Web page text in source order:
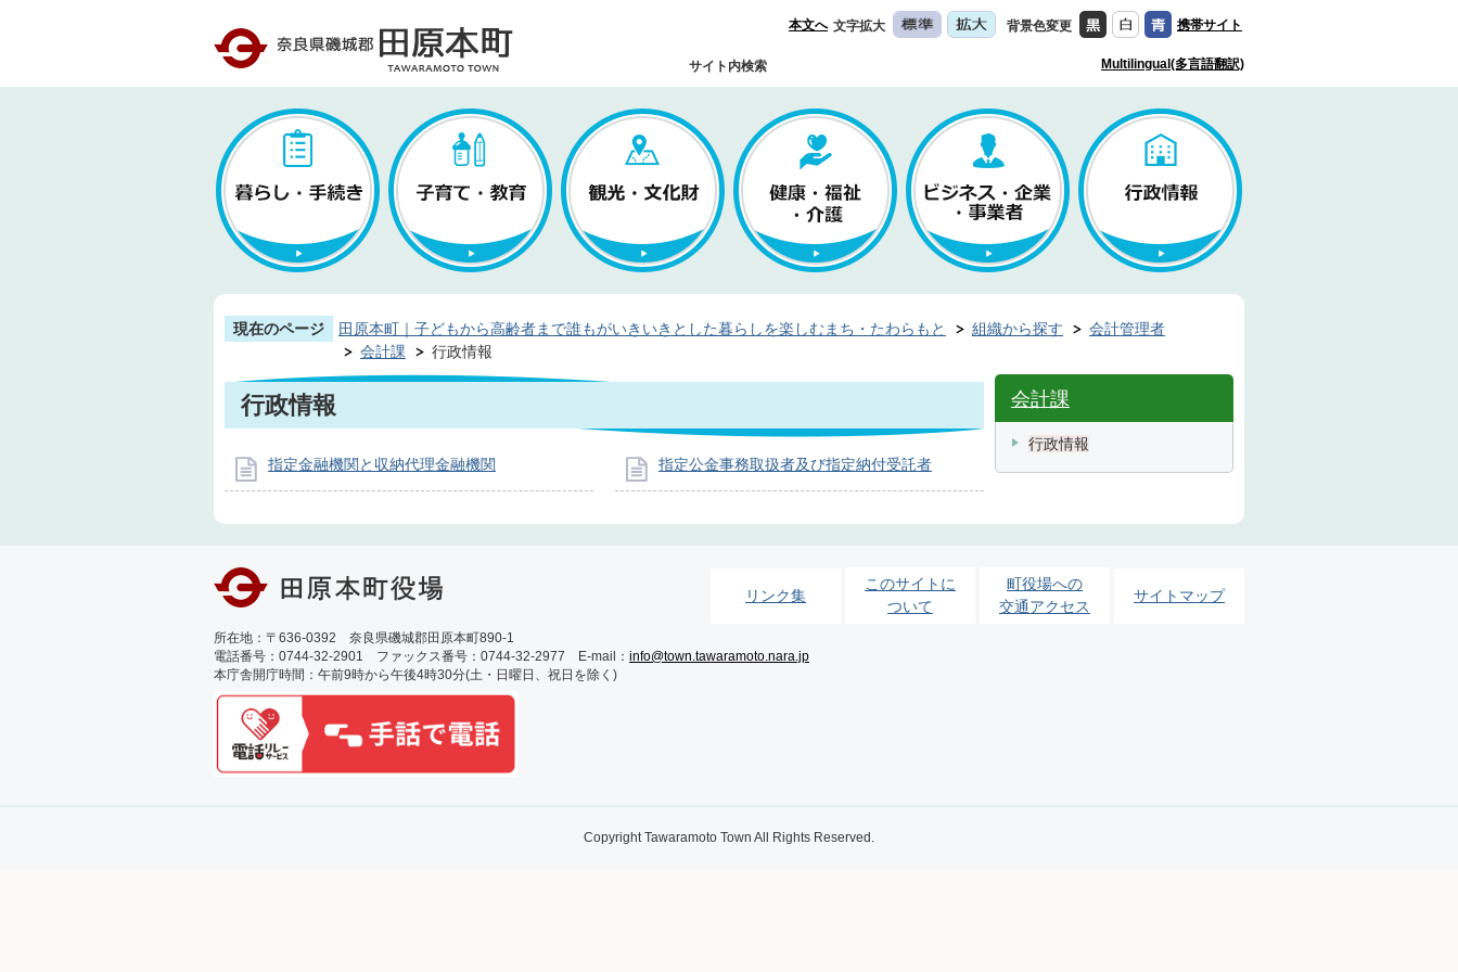
本文へ 文字拡大 背景色変更 携帯サイト
サイト内検索 Multilingual(多言語翻訳)
現在のページ 田原本町｜子どもから高齢者まで誰もがいきいきとした暮らしを楽しむまち・たわらもと 組織から探す
会計管理者
会計課
行政情報
行政情報
指定金融機関と収納代理金融機関 指定公金事務取扱者及び指定納付受託者
会計課
行政情報
リンク集
このサイトに
ついて
町役場への
交通アクセス
サイトマップ
所在地：〒636-0392 奈良県磯城郡田原本町890-1
電話番号：0744-32-2901 ファックス番号：0744-32-2977 E-mail： info@town.tawaramoto.nara.jp
本庁舎開庁時間：午前9時から午後4時30分(土・日曜日、祝日を除く)
Copyright Tawaramoto Town All Rights Reserved.